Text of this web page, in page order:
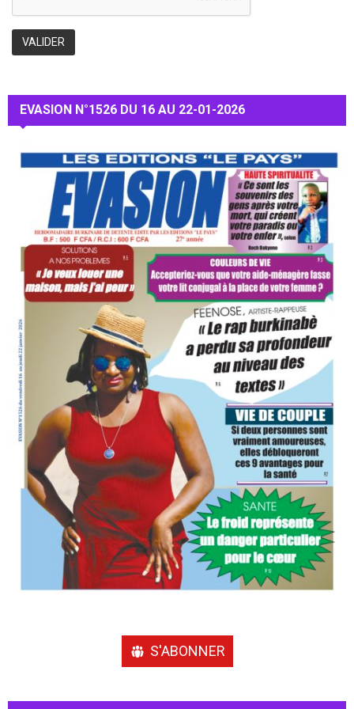
EVASION N°1526 DU 16 AU 22-01-2026
S'ABONNER